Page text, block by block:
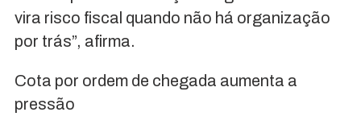
vira risco fiscal quando não há organização
por trás”, afirma.
Cota por ordem de chegada aumenta a
pressão